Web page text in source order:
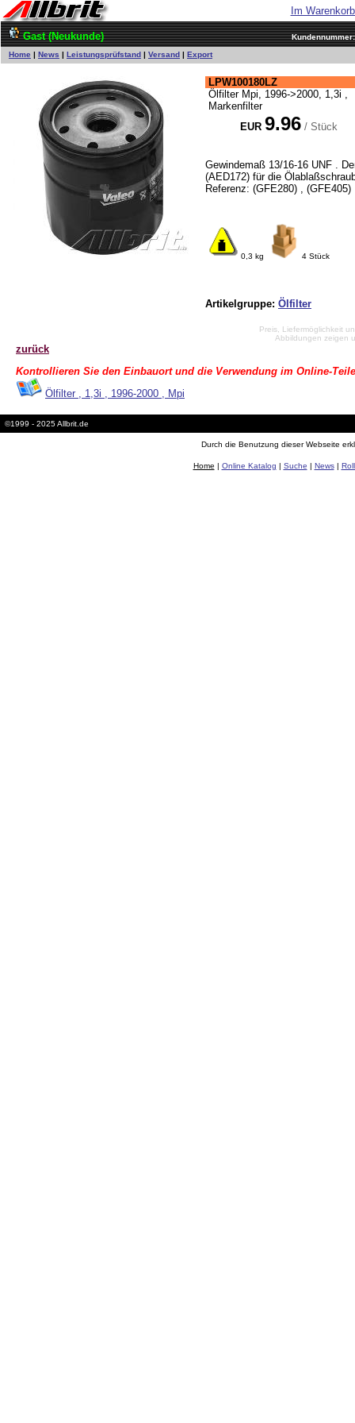
Im
Gast (Neukunde)
Home | News | Leistungsprüfstand | Versand | Export
LPW100180LZ
Ölfilter Mpi, 1996->2000, 1,3i ,
Markenfilter
EUR 9.96 / Stück
Gewindemaß 13/16-16 UNF .
(AED172) für die
Referenz: (GFE280) , (GFE405)
0,3 kg 4 Stück
Artikelgruppe: Ölfilter
Preis, Liefermöglichkeit
Abbildungen zeigen
zurück
Kontrollieren Sie den Einbauort und die Verwendung im Online-
Ölfilter , 1,3i , 1996-2000 , Mpi
©1999 - 2025 Allbrit.de
Durch die Benutzung dieser Webseite
Home | Online Katalog | Suche | News|